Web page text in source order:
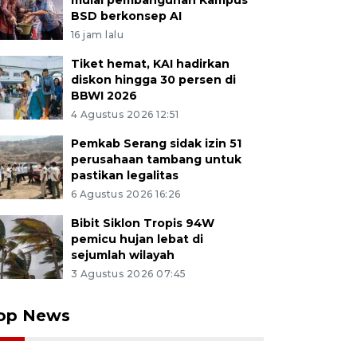
BSD berkonsep AI
16 jam lalu
Tiket hemat, KAI hadirkan
diskon hingga 30 persen di
BBWI 2026
4 Agustus 2026 12:51
Pemkab Serang sidak izin 51
perusahaan tambang untuk
pastikan legalitas
6 Agustus 2026 16:26
Bibit Siklon Tropis 94W
pemicu hujan lebat di
sejumlah wilayah
3 Agustus 2026 07:45
News